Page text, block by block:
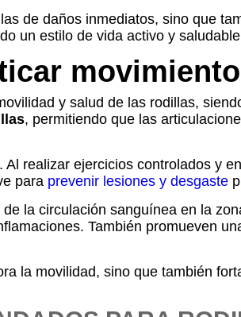
de daños inmediatos, sino que
un estilo de vida activo y
y salud de las rodillas,
, permitiendo que las
. Al realizar ejercicios controlados y
para prevenir lesiones y desgaste
la circulación sanguínea en la
También promueven
la movilidad, sino que también